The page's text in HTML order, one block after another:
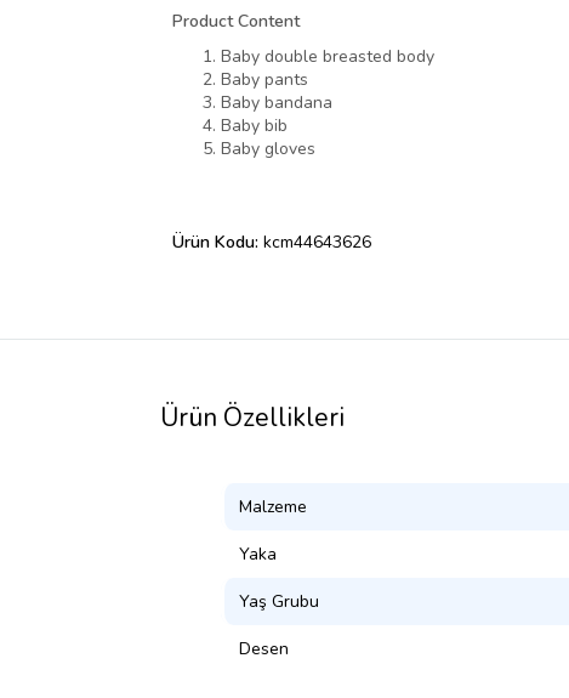
Product Content
Baby double breasted body
Baby pants
Baby bandana
Baby bib
Baby gloves
Ürün Kodu: kcm44643626
Ürün Özellikleri
Malzeme
Yaka
Yaş Grubu
Desen